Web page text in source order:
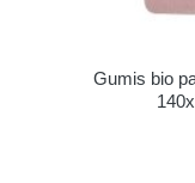
Gumis bio